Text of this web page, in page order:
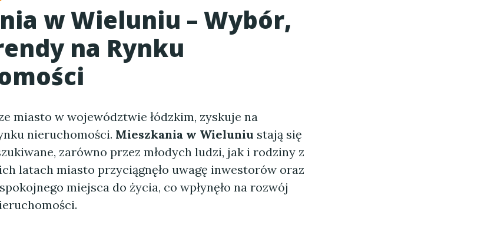
w Wieluniu – Wybór,
na Rynku
miasto w województwie łódzkim, zyskuje na
nieruchomości. Mieszkania w Wieluniu stają się
zarówno przez młodych ludzi, jak i rodziny z
latach miasto przyciągnęło uwagę inwestorów oraz
miejsca do życia, co wpłynęło na rozwój